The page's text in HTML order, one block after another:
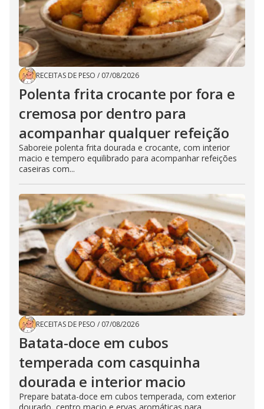
RECEITAS DE PESO / 07/08/2026
Polenta frita crocante por fora e
cremosa por dentro para
acompanhar qualquer refeição
Saboreie polenta frita dourada e crocante, com interior
macio e tempero equilibrado para acompanhar refeições
caseiras com...
RECEITAS DE PESO / 07/08/2026
Batata-doce em cubos
temperada com casquinha
dourada e interior macio
Prepare batata-doce em cubos temperada, com exterior
dourado, centro macio e ervas aromáticas para